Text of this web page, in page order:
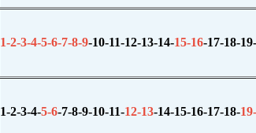
1-2-3-4-5-6-7-8-9-10-11-12-13-14-15-16-17-18-19-
1-2-3-4-5-6-7-8-9-10-11-12-13-14-15-16-17-18-